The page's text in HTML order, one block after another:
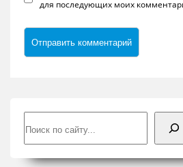
для последующих моих